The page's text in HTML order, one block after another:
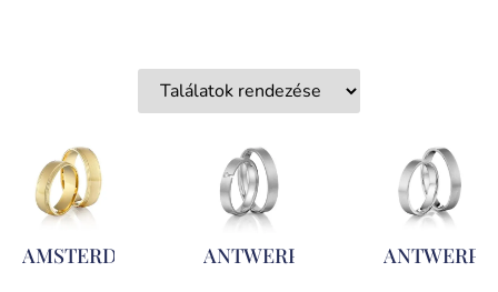
AMSTERDAM
ANTWERPEN